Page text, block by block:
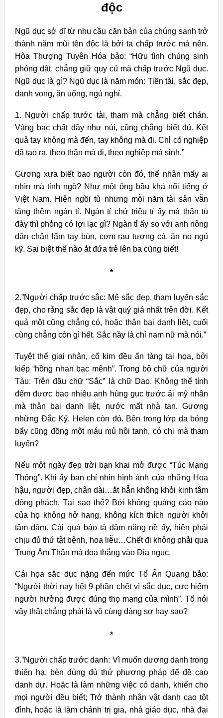
độc
Ngũ dục sở dĩ từ nhu cầu căn bản của chúng sanh trở
thành năm mũi tên độc là bởi ta chấp trước mà nên.
Hòa Thượng Tuyên Hóa bảo: “Hữu tình chúng sinh
phóng dật, chẳng giữ quy củ mà chấp trước Ngũ dục.
Ngũ dục là gì? Ngũ dục là năm món: Tiền tài, sắc đẹp,
danh vọng, ăn uống, ngủ nghỉ.
1. Người chấp trước tài, tham mà chẳng biết chán.
Vàng bạc chất đầy như núi, cũng chẳng biết đủ. Kết
quả tay không mà đến, tay không mà đi. Chỉ có nghiệp
đã tạo ra, theo thân mà đi, theo nghiệp mà sinh.”
Gương xưa biết bao người còn đó, thế nhân mấy ai
nhìn mà tỉnh ngộ? Như một ông bầu khá nổi tiếng ở
Việt Nam. Hiện ngồi tù nhưng mỗi năm tài sản vẫn
tăng thêm ngàn tỉ. Ngàn tỉ chứ triệu tỉ ấy mà thân tù
đày thì phỏng có lợi lạc gì? Ngàn tỉ ấy so với anh nông
dân chân lấm tay bùn, cơm rau tương cà, ăn no ngủ
kỹ. Sai biệt thế nào ắt đứa trẻ lên ba cũng biết!
*
2.”Người chấp trước sắc: Mê sắc đẹp, tham luyến sắc
đẹp, cho rằng sắc đẹp là vật quý giá nhất trên đời. Kết
quả một cũng chẳng có, hoặc thân bại danh liệt, cuối
cùng chẳng còn gì hết. Sắc nầy là chỉ nam nữ mà nói.”
Tuyệt thế giai nhân, cổ kim đều ẩn tàng tai họa, bởi
kiếp “hồng nhan bạc mệnh”. Trong bộ chữ của người
Tàu: Trên đầu chữ “Sắc” là chữ Dao. Không thể tính
đếm được bao nhiêu anh hùng gục trước ải mỹ nhân
mà thân bại danh liệt, nước mất nhà tan. Gương
những Đắc Kỷ, Helen còn đó. Bên trong lớp da bóng
bẩy cũng đồng một máu mủ hôi tanh, có chi mà tham
luyến?
Nếu một ngày đẹp trời bạn khai mở được “Túc Mạng
Thông”. Khi ấy bạn chỉ nhìn hình ảnh của những Hoa
hậu, người đẹp, chân dài…ắt hẳn không khỏi kinh tâm
động phách. Tại sao thế? Bởi không quảng cáo nào
của họ không hở hang, không kích thích người khởi
tâm dâm. Cái quả báo tà dâm nặng nề ấy, hiện phải
chịu đủ thứ tật bệnh, hoa liễu…Chết đi không phải qua
Trung Ấm Thân mà đọa thẳng vào Địa ngục.
Cái họa sắc dục nặng đến mức Tổ Ấn Quang bảo:
“Người thời nay hết 9 phần chết vì sắc dục, cực hiếm
người hưởng được đúng thọ mạng của mình”. Tổ nói
vậy thật chẳng phải là vô cùng đáng sợ hay sao?
*
3.”Người chấp trước danh: Vì muốn dương danh trong
thiên hạ, bèn dùng đủ thứ phương pháp để đề cao
danh dự. Hoặc là làm những việc có danh, khiến cho
mọi người đều biết; Trở thành nhân vật danh cao tột
đỉnh, hoặc là làm chánh trị gia, nhà giáo dục, nhà đại